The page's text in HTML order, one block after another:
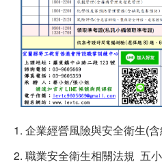
1. 企業經營風險與安全衛生(
2. 職業安全衛生相關法規 五